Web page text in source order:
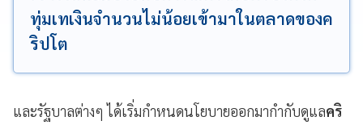
ทุ่มเทเงินจำนวนไม่น้อยเข้ามาในตลาดของค
ริปโต
และรัฐบาลต่างๆ ได้เริ่มกำหนดนโยบายออกมากำกับดูแลคริ